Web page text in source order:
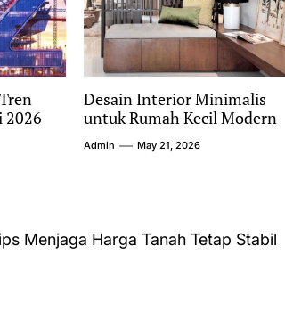
2026
Desain Interior Minimalis
untuk Rumah Kecil Modern
Admin May 21, 2026
Menjaga Harga Tanah Tetap Stabil